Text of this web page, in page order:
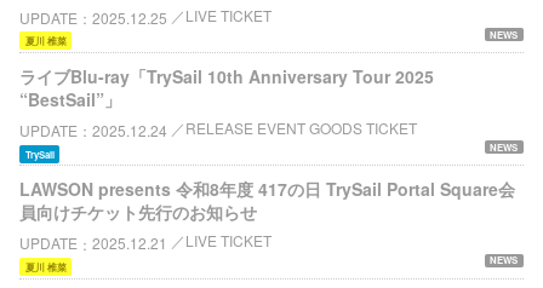
UPDATE 2025.12.25 LIVE TICKET
NEWS
夏川 椎菜
ライブBlu-ray「TrySail 10th Anniversary Tour 2025
“BestSail”」
UPDATE 2025.12.24 RELEASE EVENT GOODS TICKET
NEWS
TrySail
LAWSON presents 令和8年度 417の日 TrySail Portal Square会
員向けチケット先行のお知らせ
UPDATE 2025.12.21 LIVE TICKET
NEWS
夏川 椎菜